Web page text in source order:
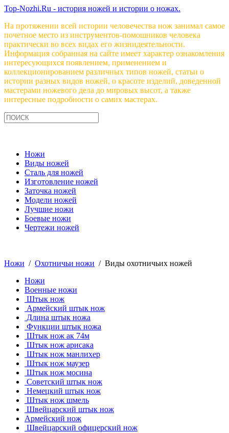
Top-Nozhi.Ru - история ножей и истории о ножах.
На протяжении всей истории человечества нож занимал самое
почетное место из инструментов-помошников человека
практически во всех видах его жизнидеятельности.
Информация собранная на сайте имеет характер ознакомления
интересующихся появлением, применением и
коллекционированием различных типов ножей, статьи о
истории разных видов ножей, о красоте изделий, доведенной
мастерами ножевого дела до мировых высот, а также
интересные подробности о самих мастерах.
Ножи
Виды ножей
Сталь для ножей
Изготовление ножей
Заточка ножей
Модели ножей
Лучшие ножи
Боевые ножи
Чертежи ножей
Ножи / Охотничьи ножи / Виды охотничьих ножей
Ножи
Военные ножи
Штык нож
Армейский штык нож
Длина штык ножа
Функции штык ножа
Штык нож ак 74м
Штык нож арисака
Штык нож манлихер
Штык нож маузер
Штык нож мосина
Советский штык нож
Немецкий штык нож
Штык нож шмель
Швейцарский штык нож
Армейский нож
Швейцарский офицерский нож